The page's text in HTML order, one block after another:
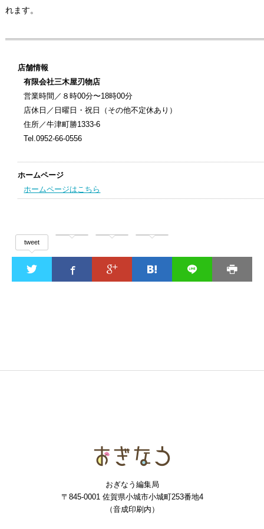
れます。
店舗情報
有限会社三木屋刃物店
営業時間／８時00分〜18時00分
店休日／日曜日・祝日（その他不定休あり）
住所／牛津町勝1333-6
Tel.0952-66-0556
ホームページ
ホームページはこちら
tweet
おぎなう編集局
〒845-0001 佐賀県小城市小城町253番地4
（音成印刷内）